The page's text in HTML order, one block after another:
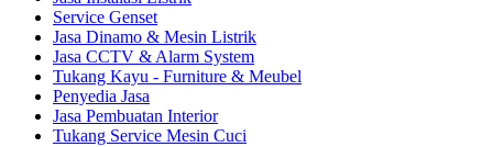
Service Genset
Jasa Dinamo & Mesin Listrik
Jasa CCTV & Alarm System
Tukang Kayu - Furniture & Meubel
Penyedia Jasa
Jasa Pembuatan Interior
Tukang Service Mesin Cuci